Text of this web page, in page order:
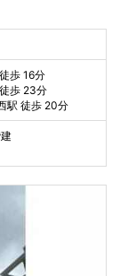
歩 16分
歩 23分
駅 徒歩 20分